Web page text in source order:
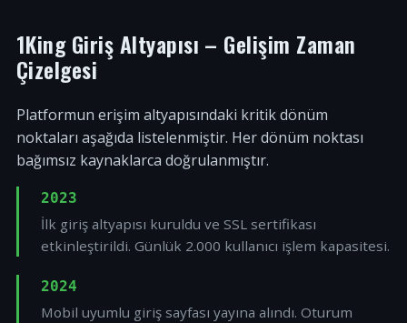
1King Giriş Altyapısı – Gelişim Zaman
Çizelgesi
Platformun erişim altyapısındaki kritik dönüm
noktaları aşağıda listelenmiştir. Her dönüm noktası
bağımsız kaynaklarca doğrulanmıştır.
2023
İlk giriş altyapısı kuruldu ve SSL sertifikası
etkinleştirildi. Günlük 2.000 kullanıcı işlem kapasitesi.
2024
Mobil uyumlu giriş sayfası yayına alındı. Oturum